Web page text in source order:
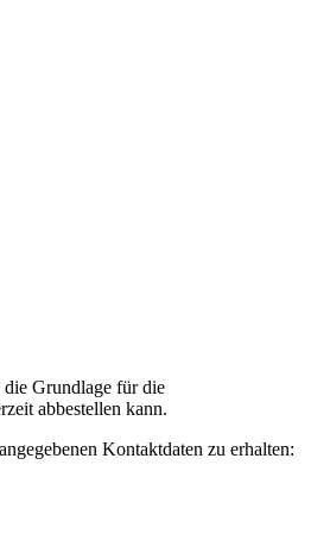
Grundlage für die
abbestellen kann.
Kontaktdaten zu erhalten: